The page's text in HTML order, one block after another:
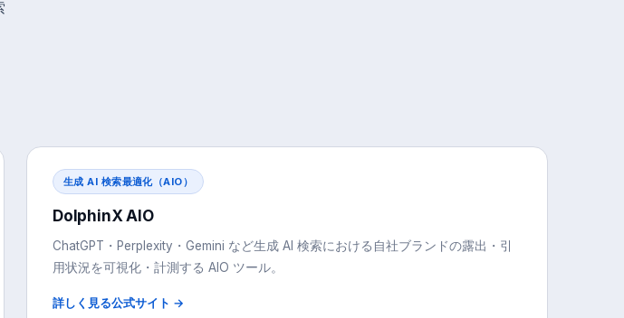
生成 AI 検索最適化（AIO）
DolphinX AIO
ChatGPT・Perplexity・Gemini など生成 AI 検索における自社ブランドの露出・引
用状況を可視化・計測する AIO ツール。
詳しく見る公式サイト →